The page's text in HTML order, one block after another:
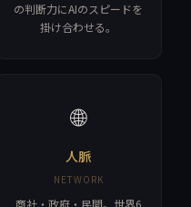
の判断力にAIのスピードを
掛け合わせる。
🌐
人脈
NETWORK
商社・政府・民間。世界6